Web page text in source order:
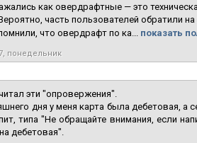
как овердрафтные — это
часть пользователей обратили
что овердрафт по ка... показать
понедельник
эти "опровержения".
дня у меня карта была дебетовая, а
типа "Не обращайте внимания, если
дебетовая".